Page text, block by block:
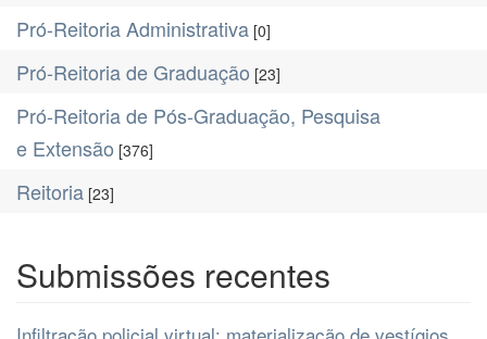
Pró-Reitoria Administrativa [0]
Pró-Reitoria de Graduação [23]
Pró-Reitoria de Pós-Graduação, Pesquisa
e Extensão [376]
Reitoria [23]
Submissões recentes